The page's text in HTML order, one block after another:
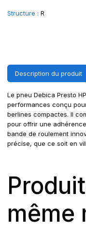
Structure : R
Description du produit
Le pneu Debica Presto
performances conçu
berlines compactes. Il
pour offrir une
bande de roulement
précise, que ce soit en
même